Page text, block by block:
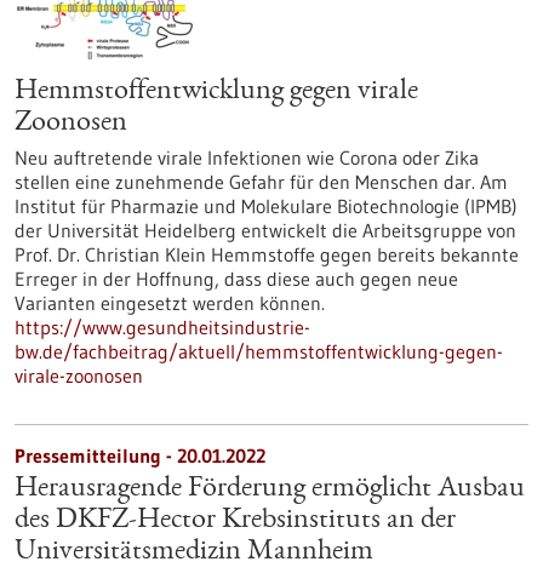
Hemmstoffentwicklung gegen virale
Zoonosen
Neu auftretende virale Infektionen wie Corona oder Zika
stellen eine zunehmende Gefahr für den Menschen dar. Am
Institut für Pharmazie und Molekulare Biotechnologie (IPMB)
der Universität Heidelberg entwickelt die Arbeitsgruppe von
Prof. Dr. Christian Klein Hemmstoffe gegen bereits bekannte
Erreger in der Hoffnung, dass diese auch gegen neue
Varianten eingesetzt werden können.
https://www.gesundheitsindustrie-
bw.de/fachbeitrag/aktuell/hemmstoffentwicklung-gegen-
virale-zoonosen
Pressemitteilung - 20.01.2022
Herausragende Förderung ermöglicht Ausbau
des DKFZ-Hector Krebsinstituts an der
Universitätsmedizin Mannheim